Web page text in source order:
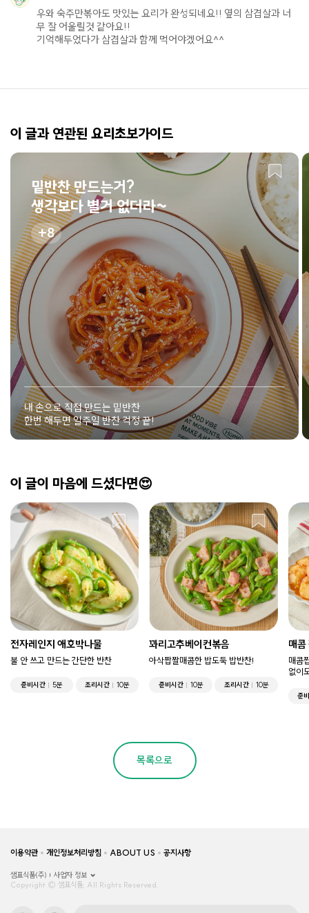
우와 숙주만볶아도 맛있는 요리가 완성되네요!! 옆의 삼겹살과 너
무 잘 어울릴것 같아요!!
기억해두었다가 삼겹살과 함께 먹어야겠어요^^
이 글과 연관된 요리초보가이드
밑반찬 만드는거?
생각보다 별거 없더라~
8
내 손으로 직접 만드는 밑반찬
한번 해두면 일주일 반찬 걱정 끝!
이 글이 마음에 드셨다면😍
전자레인지 애호박나물
불 안 쓰고 만드는 간단한 반찬
준비시간 5분 조리시간 10분
꽈리고추베이컨볶음
아삭짭짤매콤한 밥도둑 밥반찬!
준비시간 10분 조리시간 10분
매콤
매콤
없이
준
목록으로
이용약관 개인정보처리방침 ABOUT US 공지사항
샘표식품(주)
사업자 정보
Copyright © 샘표식품, All Rights Reserved.